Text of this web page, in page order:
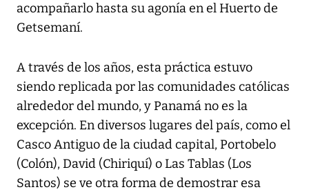
acompañarlo hasta su agonía en el Huerto de
Getsemaní.
A través de los años, esta práctica estuvo
siendo replicada por las comunidades católicas
alrededor del mundo, y Panamá no es la
excepción. En diversos lugares del país, como el
Casco Antiguo de la ciudad capital, Portobelo
(Colón), David (Chiriquí) o Las Tablas (Los
Santos) se ve otra forma de demostrar esa